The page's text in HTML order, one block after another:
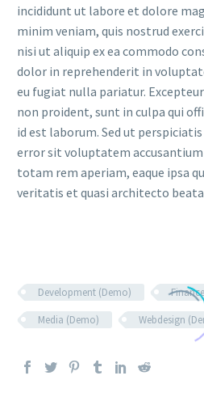
incididunt ut labore et dolore
minim veniam, quis nostrud
nisi ut aliquip ex ea commodo
dolor in reprehenderit in
eu fugiat nulla pariatur.
non proident, sunt in culpa qui
id est laborum. Sed ut
error sit voluptatem
totam rem aperiam, eaque ipsa
veritatis et quasi architecto
Development (Demo)
Media (Demo)
Webdesign